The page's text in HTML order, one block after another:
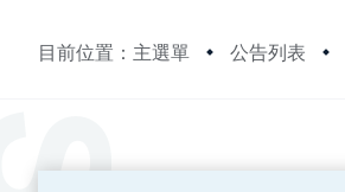
目前位置：主選單 公告列表
:::